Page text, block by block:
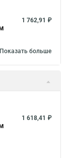
1 762,91 ₽
Показать больше
1 618,41 ₽